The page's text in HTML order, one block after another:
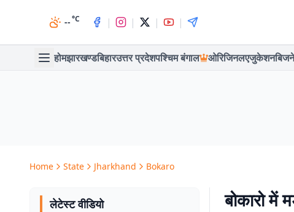
--°C | | | |
होमझारखण्डबिहारउत्तर प्रदेशपश्चिम बंगाल ओरिजिनलएजुकेशन
Home State Jharkhand Bokaro
लेटेस्ट वीडियो
बोकारो में